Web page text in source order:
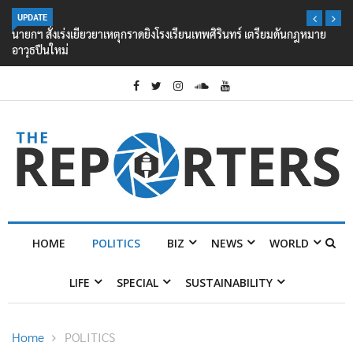
UPDATE
นายกฯ สั่งเร่งเยียวยาเหตุกราดยิงโรงเรียนเทพศิรินทร์ เตรียมดันกฎหมาย
อาวุธปืนใหม่
HOME POLITICS BIZ NEWS WORLD
LIFE SPECIAL SUSTAINABILITY
Home POLITICS